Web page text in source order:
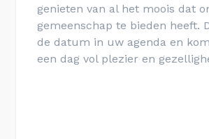
genieten van al het moois dat
gemeenschap te bieden heeft.
de datum in uw agenda en
een dag vol plezier en